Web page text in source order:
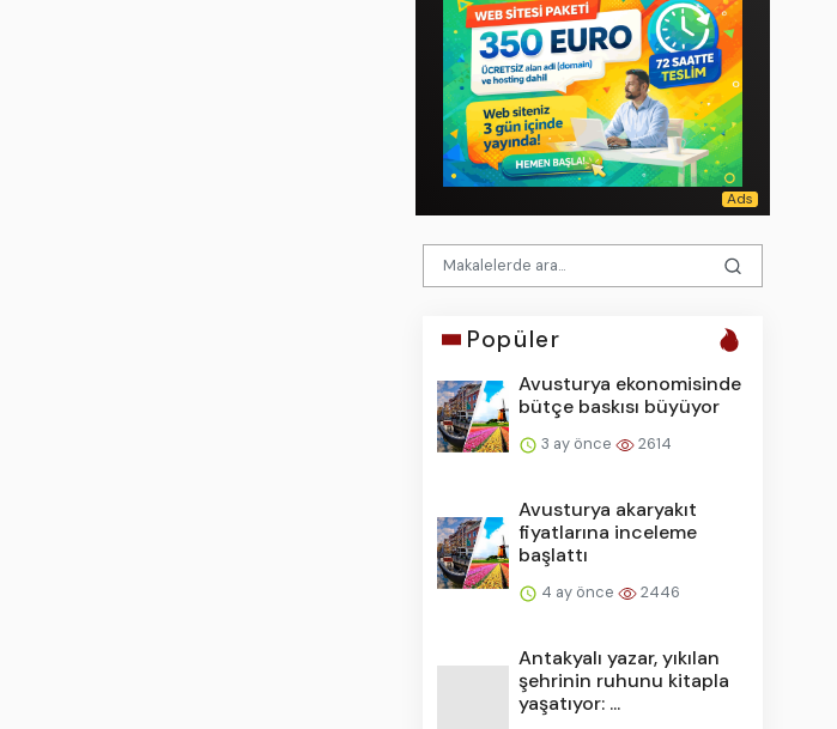
Popüler
Avusturya ekonomisinde
bütçe baskısı büyüyor
3 ay önce 2614
Avusturya akaryakıt
fiyatlarına inceleme
başlattı
4 ay önce 2446
Antakyalı yazar, yıkılan
şehrinin ruhunu kitapla
yaşatıyor: ...